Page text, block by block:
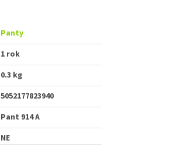
Panty
1 rok
0.3 kg
5052177823940
Pant 914 A
NE